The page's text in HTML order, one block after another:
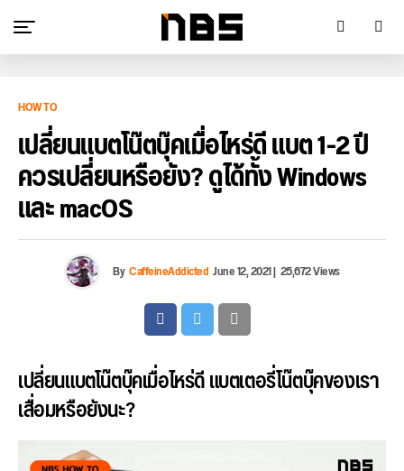
HOW TO
เปลี่ยนแบตโน๊ตบุ๊คเมื่อไหร่ดี แบต 1-2 ปี
ควรเปลี่ยนหรือยัง? ดูได้ทั้ง Windows
และ macOS
ByCaffeineAddicted June 12, 2021| 25,672 Views
เปลี่ยนแบตโน๊ตบุ๊คเมื่อไหร่ดี แบตเตอรี่โน๊ตบุ๊คของเรา
เสื่อมหรือยังนะ?